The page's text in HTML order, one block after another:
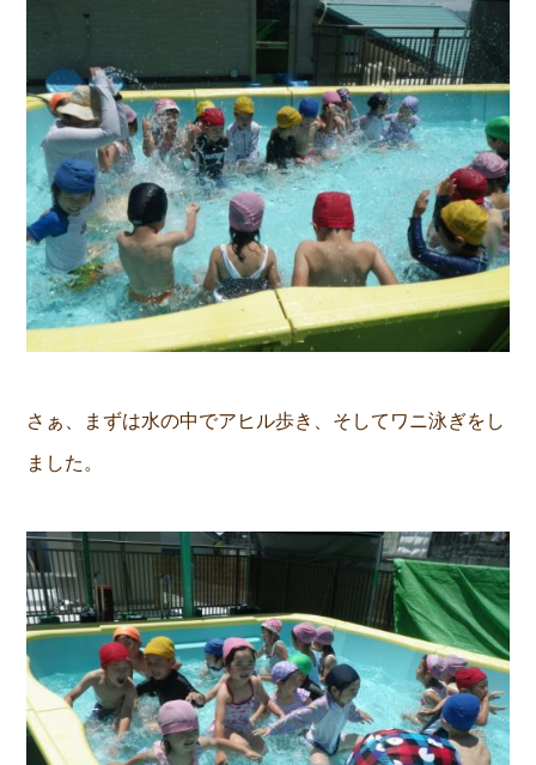
さぁ、まずは水の中でアヒル歩き、そしてワニ泳ぎをし
ました。